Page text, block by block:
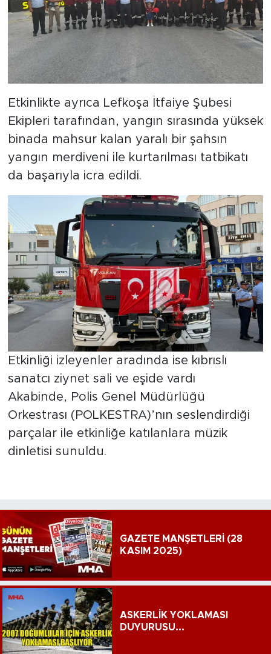
Etkinlikte ayrıca Lefkoşa İtfaiye Şubesi
Ekipleri tarafından, yangın sırasında yüksek
binada mahsur kalan yaralı bir şahsın
yangın merdiveni ile kurtarılması tatbikatı
da başarıyla icra edildi.
Etkinliği izleyenler aradında ise kıbrıslı
sanatcı ziynet sali ve eşide vardı
Akabinde, Polis Genel Müdürlüğü
Orkestrası (POLKESTRA)’nın seslendirdiği
parçalar ile etkinliğe katılanlara müzik
dinletisi sunuldu.
GAZETE MANŞETLERİ (28
KASIM 2025)
ASKERLİK YOKLAMASI
DUYURUSU...